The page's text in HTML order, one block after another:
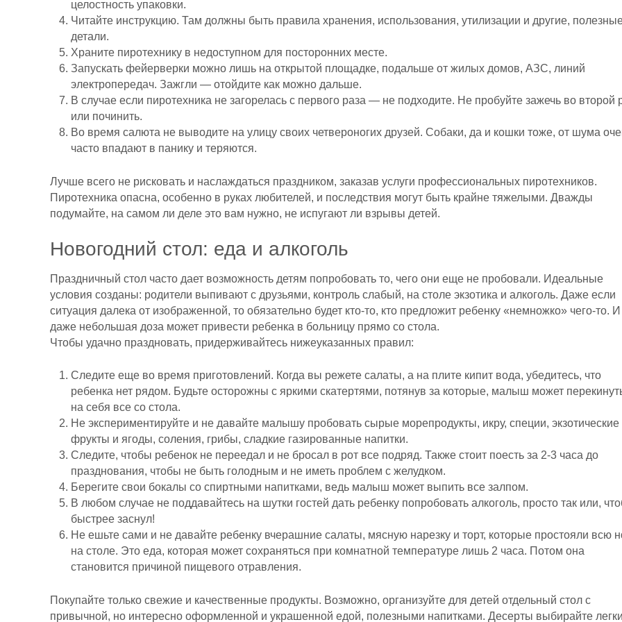
целостность упаковки.
Читайте инструкцию. Там должны быть правила хранения, использования, утилизации и другие,
детали.
Храните пиротехнику в недоступном для посторонних месте.
Запускать фейерверки можно лишь на открытой площадке, подальше от жилых домов, АЗС, линий
электропередач. Зажгли — отойдите как можно дальше.
В случае если пиротехника не загорелась с первого раза — не подходите. Не пробуйте зажечь во второй
или починить.
Во время салюта не выводите на улицу своих четвероногих друзей. Собаки, да и кошки тоже, от шума
часто впадают в панику и теряются.
Лучше всего не рисковать и наслаждаться праздником, заказав услуги профессиональных пиротехников.
Пиротехника опасна, особенно в руках любителей, и последствия могут быть крайне тяжелыми. Дважды
подумайте, на самом ли деле это вам нужно, не испугают ли взрывы детей.
Новогодний стол: еда и алкоголь
Праздничный стол часто дает возможность детям попробовать то, чего они еще не пробовали. Идеальные
условия созданы: родители выпивают с друзьями, контроль слабый, на столе экзотика и алкоголь. Даже если
ситуация далека от изображенной, то обязательно будет кто-то, кто предложит ребенку «немножко» чего-то. И
даже небольшая доза может привести ребенка в больницу прямо со стола.
Чтобы удачно праздновать, придерживайтесь нижеуказанных правил:
Следите еще во время приготовлений. Когда вы режете салаты, а на плите кипит вода, убедитесь, что
ребенка нет рядом. Будьте осторожны с яркими скатертями, потянув за которые, малыш может
на себя все со стола.
Не экспериментируйте и не давайте малышу пробовать сырые морепродукты, икру, специи, экзотические
фрукты и ягоды, соления, грибы, сладкие газированные напитки.
Следите, чтобы ребенок не переедал и не бросал в рот все подряд. Также стоит поесть за 2-3 часа до
празднования, чтобы не быть голодным и не иметь проблем с желудком.
Берегите свои бокалы со спиртными напитками, ведь малыш может выпить все залпом.
В любом случае не поддавайтесь на шутки гостей дать ребенку попробовать алкоголь, просто так или,
быстрее заснул!
Не ешьте сами и не давайте ребенку вчерашние салаты, мясную нарезку и торт, которые простояли всю
на столе. Это еда, которая может сохраняться при комнатной температуре лишь 2 часа. Потом она
становится причиной пищевого отравления.
Покупайте только свежие и качественные продукты. Возможно, организуйте для детей отдельный стол с
привычной, но интересно оформленной и украшенной едой, полезными напитками. Десерты выбирайте